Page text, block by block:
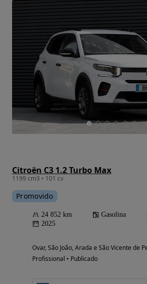
Citroën C3 1.2 Turbo Max
1199 cm3 • 101 cv
Promovido
24 852 km Gasolina
2025
Ovar, São João, Arada e São Vicente de
Profissional • Publicado